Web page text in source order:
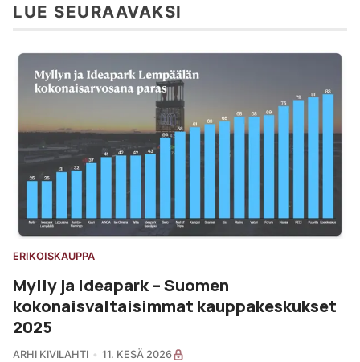
LUE SEURAAVAKSI
ERIKOISKAUPPA
Mylly ja Ideapark – Suomen
kokonaisvaltaisimmat kauppakeskukset
2025
ARHI KIVILAHTI 11. KESÄ 2026